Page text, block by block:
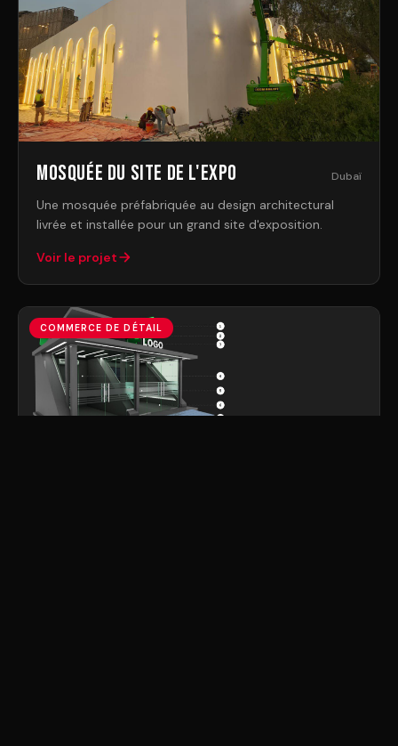
Mosquée du site de l'Expo Dubaï
Une mosquée préfabriquée au design architectural
livrée et installée pour un grand site d'exposition.
Voir le projet
COMMERCE DE DÉTAIL